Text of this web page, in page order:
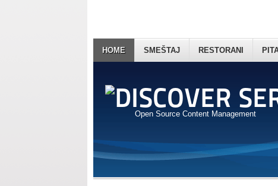
Open Source Content Management
HOME SMEŠTAJ RESTORANI